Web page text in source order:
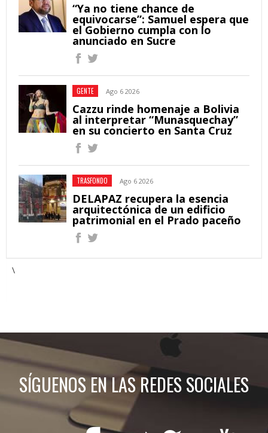
“Ya no tiene chance de
equivocarse”: Samuel espera que
el Gobierno cumpla con lo
anunciado en Sucre
GENTE Ago 6 2026
Cazzu rinde homenaje a Bolivia
al interpretar “Munasquechay”
en su concierto en Santa Cruz
TRASFONDO Ago 6 2026
DELAPAZ recupera la esencia
arquitectónica de un edificio
patrimonial en el Prado paceño
\
SÍGUENOS EN LAS REDES SOCIALES